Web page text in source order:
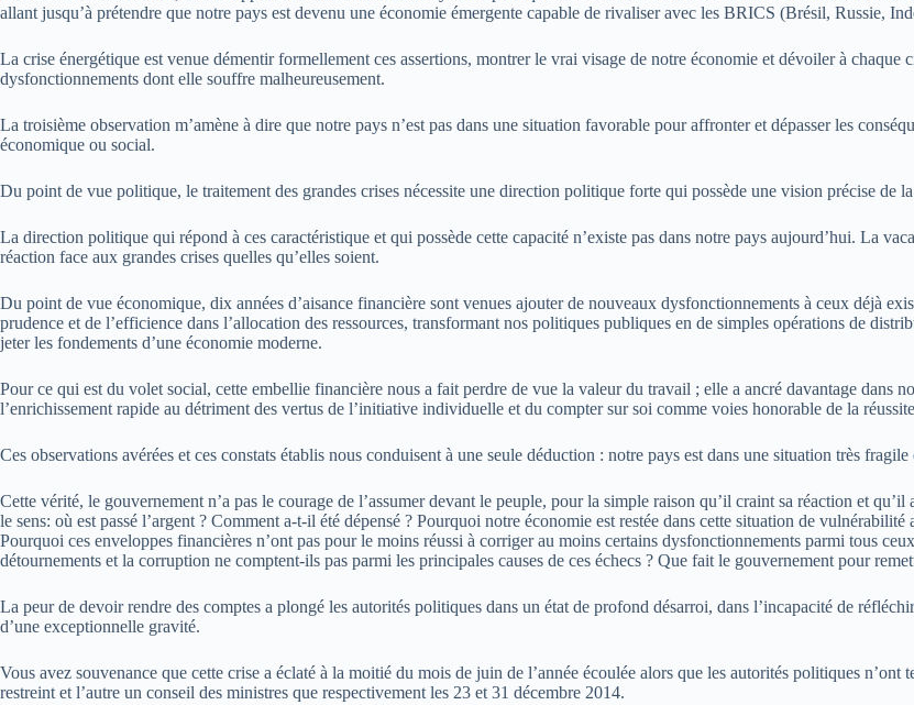
allant jusqu’à prétendre que notre pays est devenu une économie émergente capable de rivaliser avec les BRICS (Brésil, Russie,
La crise énergétique est venue démentir formellement ces assertions, montrer le vrai visage de notre économie et dévoiler à chaque
dysfonctionnements dont elle souffre malheureusement.
La troisième observation m’amène à dire que notre pays n’est pas dans une situation favorable pour affronter et dépasser les
économique ou social.
Du point de vue politique, le traitement des grandes crises nécessite une direction politique forte qui possède une vision précise de
La direction politique qui répond à ces caractéristique et qui possède cette capacité n’existe pas dans notre pays aujourd’hui. La
réaction face aux grandes crises quelles qu’elles soient.
Du point de vue économique, dix années d’aisance financière sont venues ajouter de nouveaux dysfonctionnements à ceux déjà
prudence et de l’efficience dans l’allocation des ressources, transformant nos politiques publiques en de simples opérations de
jeter les fondements d’une économie moderne.
Pour ce qui est du volet social, cette embellie financière nous a fait perdre de vue la valeur du travail ; elle a ancré davantage dans
l’enrichissement rapide au détriment des vertus de l’initiative individuelle et du compter sur soi comme voies honorable de la
Ces observations avérées et ces constats établis nous conduisent à une seule déduction : notre pays est dans une situation très
Cette vérité, le gouvernement n’a pas le courage de l’assumer devant le peuple, pour la simple raison qu’il craint sa réaction et
le sens: où est passé l’argent ? Comment a-t-il été dépensé ? Pourquoi notre économie est restée dans cette situation de
Pourquoi ces enveloppes financières n’ont pas pour le moins réussi à corriger au moins certains dysfonctionnements parmi tous
détournements et la corruption ne comptent-ils pas parmi les principales causes de ces échecs ? Que fait le gouvernement pour
La peur de devoir rendre des comptes a plongé les autorités politiques dans un état de profond désarroi, dans l’incapacité de
d’une exceptionnelle gravité.
Vous avez souvenance que cette crise a éclaté à la moitié du mois de juin de l’année écoulée alors que les autorités politiques
restreint et l’autre un conseil des ministres que respectivement les 23 et 31 décembre 2014.